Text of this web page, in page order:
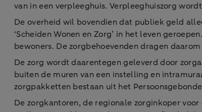
van in een verpleeghuis. Verpleeghuiszorg
De overheid wil bovendien dat publiek geld
‘Scheiden Wonen en Zorg’ in het leven
bewoners. De zorgbehoevenden dragen
De zorg wordt daarentegen geleverd door
buiten de muren van een instelling en
zorgpakketten bestaan uit het
De zorgkantoren, de regionale zorginkoper